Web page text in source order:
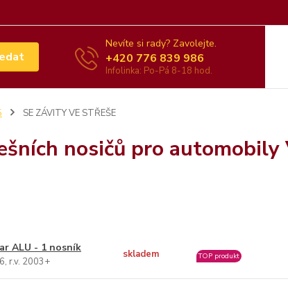
Nevíte si rady? Zavolejte.
+420 776 839 986
Infolinka: Po-Pá 8-18 hod.
SE ZÁVITY VE STŘEŠE
nosičů pro automobily
ALU - 1 nosník
r.v. 2003+
skladem TOP produkt